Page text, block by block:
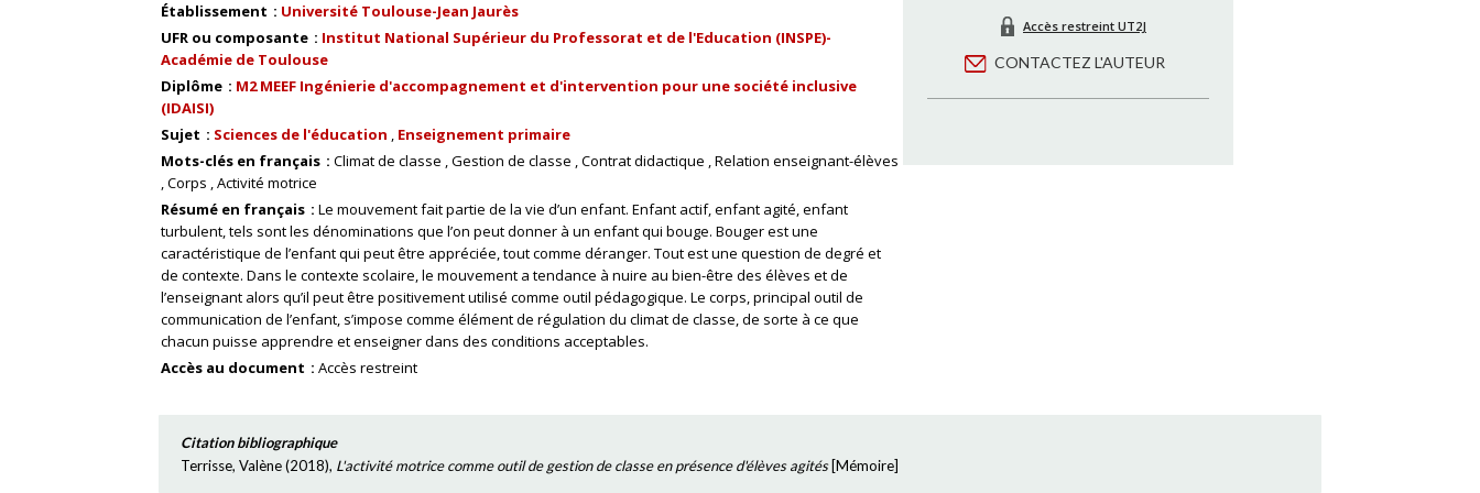
Établissement
Université Toulouse-Jean Jaurès
UFR ou composante
Institut National Supérieur du Professorat et de l'Education (INSPE)-
Académie de Toulouse
Diplôme
M2 MEEF Ingénierie d'accompagnement et d'intervention pour une société inclusive
(IDAISI)
Sujet
Sciences de l'éducation
Enseignement primaire
Mots-clés en français
Climat de classe Gestion de classe Contrat didactique Relation enseignant-élèves
Corps Activité motrice
Résumé en français
Le mouvement fait partie de la vie d’un enfant. Enfant actif, enfant agité, enfant
turbulent, tels sont les dénominations que l’on peut donner à un enfant qui bouge. Bouger est une
caractéristique de l’enfant qui peut être appréciée, tout comme déranger. Tout est une question de degré et
de contexte. Dans le contexte scolaire, le mouvement a tendance à nuire au bien-être des élèves et de
l’enseignant alors qu’il peut être positivement utilisé comme outil pédagogique. Le corps, principal outil de
communication de l’enfant, s’impose comme élément de régulation du climat de classe, de sorte à ce que
chacun puisse apprendre et enseigner dans des conditions acceptables.
Accès au document
Accès restreint
Accès restreint UT2J
CONTACTEZ L'AUTEUR
Citation bibliographique
Terrisse, Valène(2018), L'activité motrice comme outil de gestion de classe en présence d'élèves agités[Mémoire]